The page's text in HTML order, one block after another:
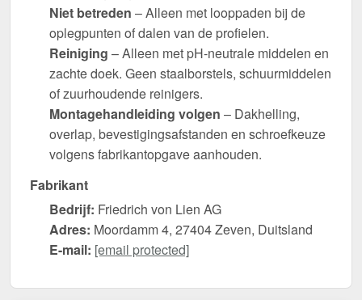
Niet betreden – Alleen met looppaden bij de
oplegpunten of dalen van de profielen.
Reiniging – Alleen met pH-neutrale middelen en
zachte doek. Geen staalborstels, schuurmiddelen
of zuurhoudende reinigers.
Montagehandleiding volgen – Dakhelling,
overlap, bevestigingsafstanden en schroefkeuze
volgens fabrikantopgave aanhouden.
Fabrikant
Bedrijf: Friedrich von Lien AG
Adres: Moordamm 4, 27404 Zeven, Duitsland
E-mail: [email protected]